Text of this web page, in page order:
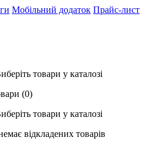
Мобільний додаток Прайс-лист
товари у каталозі
(0)
товари у каталозі
відкладених товарів